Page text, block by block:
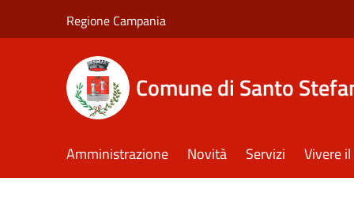
Regione Campania
Comune di Santo
Amministrazione Novità Servizi Vivere